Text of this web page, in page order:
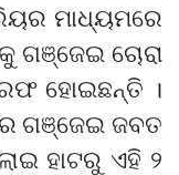
ମାଧ୍ୟମରେ
ଗଞ୍ଜେଇ ଚୋରା
ହୋଇଛନ୍ତି ।
ଗଞ୍ଜେଇ ଜବତ
ହାଟରୁ ଏହି ୨